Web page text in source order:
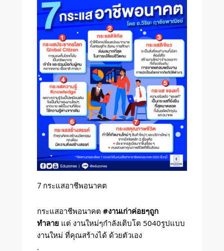
7 กระแสอาชีพอนาคต
กระแสอาชีพอนาคต #งานเก่าค่อยๆถูก
ทำลาย แต่ งานใหม่ๆกำลังเติบโต 5040รูปแบบ
งานใหม่ ที่คุณสร้างได้ ด้วยตัวเอง
.